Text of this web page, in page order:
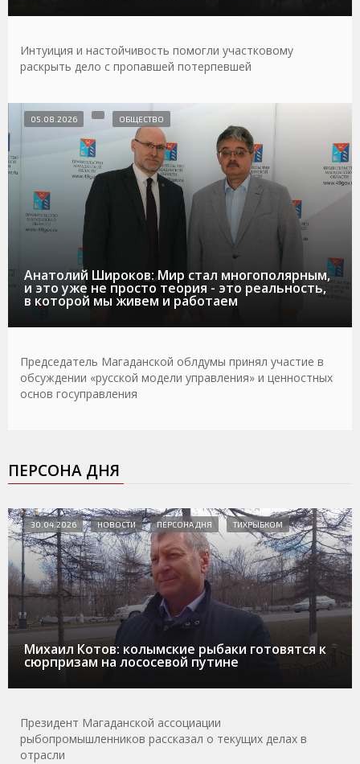
Интуиция и настойчивость помогли участковому
раскрыть дело с пропавшей потерпевшей
Анатолий Широков: Мир стал многополярным,
и это уже не просто теория - это реальность,
в которой мы живем и работаем
05.08.2026 ОБЩЕСТВО
Председатель Магаданской облдумы принял участие в
обсуждении «русской модели управления» и ценностных
основ госуправления
ПЕРСОНА ДНЯ
Михаил Котов: колымские рыбаки готовятся к
сюрпризам на лососевой путине
30.04.2026 НОВОСТИ ПЕРСОНА ДНЯ ТИХРЫБКОМ
Президент Магаданской ассоциации
рыбопромышленников рассказал о текущих делах в
отрасли